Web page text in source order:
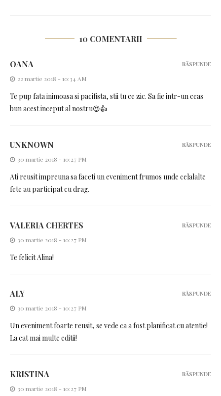
10 COMENTARII
OANA
22 martie 2018 - 10:34 AM
Te pup fata inimoasa si pacifista, stii tu ce zic. Sa fie intr-un ceas
bun acest inceput al nostru😍👍
RĂSPUNDE
UNKNOWN
30 martie 2018 - 10:27 PM
Ati reusit impreuna sa faceti un eveniment frumos unde celalalte
fete au participat cu drag.
RĂSPUNDE
VALERIA CHERTES
30 martie 2018 - 10:27 PM
Te felicit Alina!
RĂSPUNDE
ALY
30 martie 2018 - 10:27 PM
Un eveniment foarte reusit, se vede ca a fost planificat cu atentie!
La cat mai multe editii!
RĂSPUNDE
KRISTINA
30 martie 2018 - 10:27 PM
RĂSPUNDE